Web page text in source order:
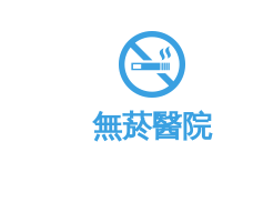
無菸醫院